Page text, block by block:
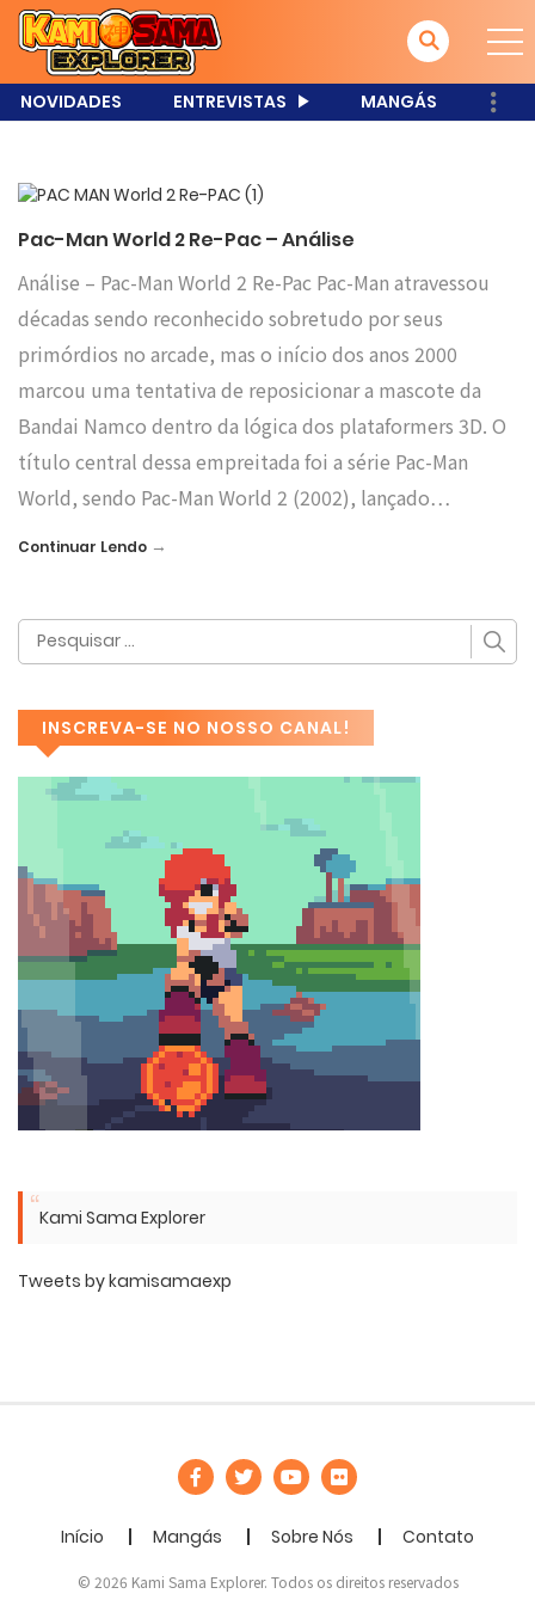
NOVIDADES ENTREVISTAS MANGÁS
Pac-Man World 2 Re-Pac – Análise
Análise – Pac-Man World 2 Re-Pac Pac-Man atravessou
décadas sendo reconhecido sobretudo por seus
primórdios no arcade, mas o início dos anos 2000
marcou uma tentativa de reposicionar a mascote da
Bandai Namco dentro da lógica dos plataformers 3D. O
título central dessa empreitada foi a série Pac-Man
World, sendo Pac-Man World 2 (2002), lançado…
Continuar Lendo →
INSCREVA-SE NO NOSSO CANAL!
Kami Sama Explorer
Tweets by kamisamaexp
Início Mangás Sobre Nós Contato
© 2026 Kami Sama Explorer. Todos os direitos reservados